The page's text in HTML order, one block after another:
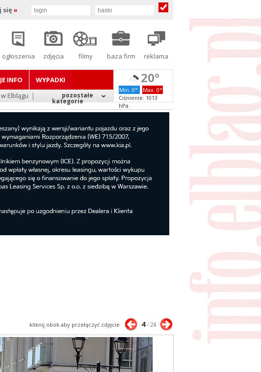
się »
ogłoszenia zdjęcia filmy baza firm reklama
INFO
WYPADKI
Elblągu pozostałe
kategorie
20°
Min. 0°
Max. 0°
Ciśnienie: 1013
hPa
kliknij obok aby przełączyć zdjęcie 4/ 24